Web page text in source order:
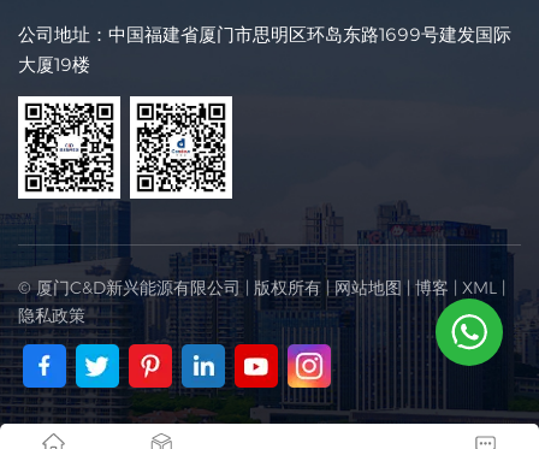
公司地址：中国福建省厦门市思明区环岛东路1699号建发国际
大厦19楼
© 厦门C&D新兴能源有限公司 | 版权所有 |网站地图 | 博客 | XML |
隐私政策